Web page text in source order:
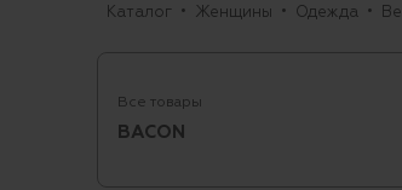
Каталог Женщины Одежда
Все товары
BACON